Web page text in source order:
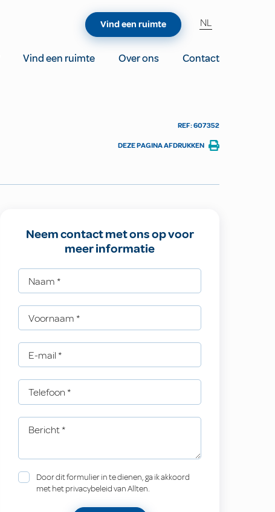
Vind een ruimte Over ons
Contact
Vind een ruimte NL
REF: 607352
DEZE PAGINA AFDRUKKEN
Neem contact met ons op voor
meer informatie
Naam *
Voornaam *
E-mail *
Telefoon *
Bericht*
Door dit formulier in te dienen, ga ik akkoord
met het privacybeleid van Allten.